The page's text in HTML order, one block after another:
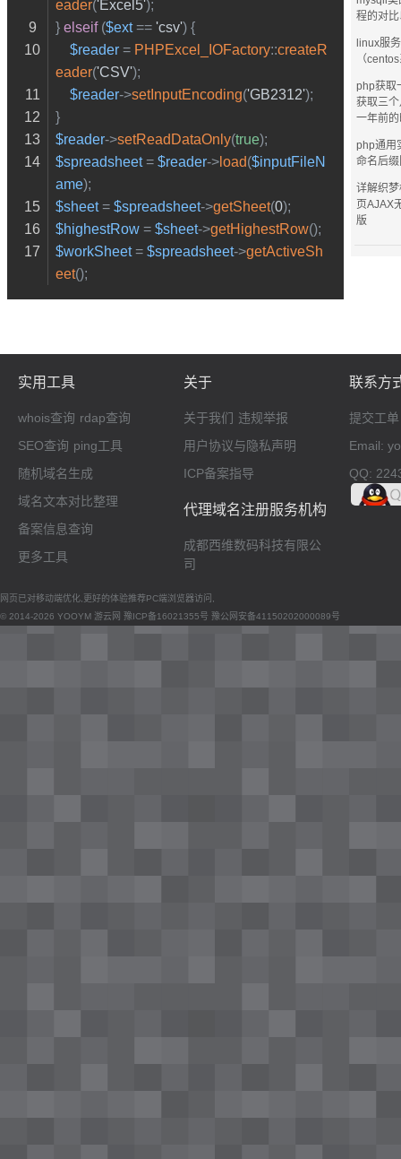
eader('Excel5');
} elseif ($ext == 'csv') {
$reader = PHPExcel_IOFactory::createR
eader('CSV');
$reader->setInputEncoding('GB2312');
}
$reader->setReadDataOnly(true);
$spreadsheet = $reader-> load($inputFileN
ame);
$sheet = $spreadsheet->getSheet(0);
$highestRow = $sheet->getHighestRow();
$workSheet = $spreadsheet->getActiveSh
eet();
程的对
linux服
（
php获取
获取三
一年前
php通用
命名后
详解织
页AJAX
版
实用工具
whois查询 rdap查询
SEO查询 ping工具
随机域名生成
域名文本对比整理
备案信息查询
更多工具
关于
关于我们 违规举报
用户协议与隐私声明
ICP备案指导
代理域名注册服务机构
成都西维数码科技有限公
司
联系方
提交工单
Email:
QQ:
网页已对移动端优化,更好的体验推荐PC端浏览器访问,
© 2014-2026 YOOYM 游云网 豫ICP备16021355号 豫公网安备41150202000089号